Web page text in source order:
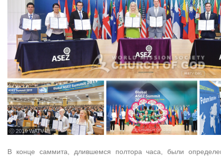
ⓒ 2019 WATV
В конце саммита, длившемся полтора часа, были